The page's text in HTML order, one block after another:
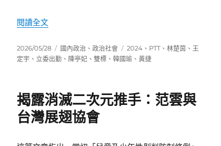
閱讀全文〈綠委上班時間跑行程遭批雙標〉
發
佈
2026/05/28
分
類
國內政治 、政治社會
標
籤
2024 、 PTT、林楚茵 、 王
定宇 、 立委出勤 、 陳亭妃 、雙標 、韓國瑜 、黃捷
揭露消滅二次元推手：范雲與
台灣展翅協會